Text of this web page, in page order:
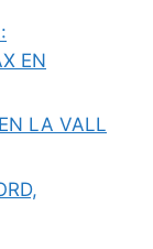
EN
LA VALL